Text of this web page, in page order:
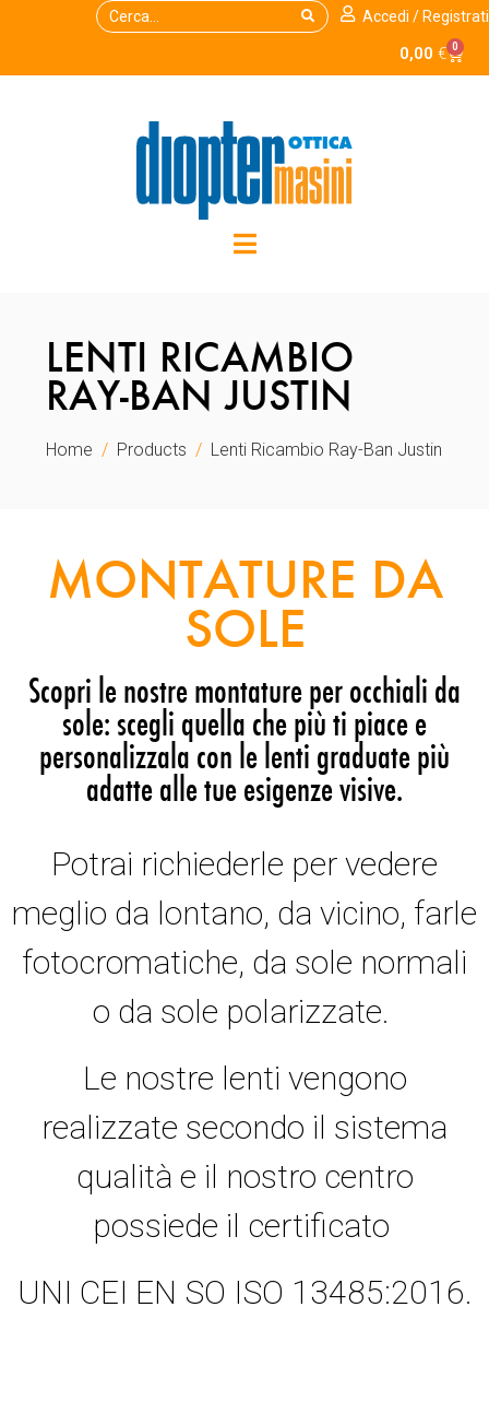
Accedi / Registrati
0,00 € 0
LENTI RICAMBIO
RAY-BAN JUSTIN
Home Products Lenti Ricambio Ray-Ban Justin
MONTATURE DA
SOLE
Scopri le nostre montature per occhiali da
sole: scegli quella che più ti piace e
personalizzala con le lenti graduate più
adatte alle tue esigenze visive.
Potrai richiederle per vedere
meglio da lontano, da vicino, farle
fotocromatiche, da sole normali
o da sole polarizzate.
Le nostre lenti vengono
realizzate secondo il sistema
qualità e il nostro centro
possiede il certificato
UNI CEI EN SO ISO 13485:2016.